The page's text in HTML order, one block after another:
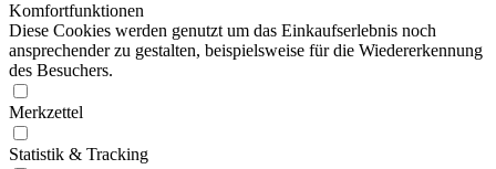
Komfortfunktionen
Diese Cookies werden genutzt um das Einkaufserlebnis noch
ansprechender zu gestalten, beispielsweise für die Wiedererkennung
des Besuchers.
Merkzettel
Statistik & Tracking